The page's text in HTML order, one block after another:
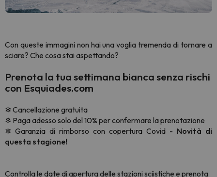
Con queste immagini non hai una voglia tremenda di tornare a
sciare? Che cosa stai aspettando?
Prenota la tua settimana bianca senza rischi
con Esquiades.com
❄ Cancellazione gratuita
❄ Paga adesso solo del 10% per confermare la prenotazione
❄ Garanzia di rimborso con copertura Covid - Novità di
questa stagione!
Controllale date di apertura delle stazioni sciistiche e prenota